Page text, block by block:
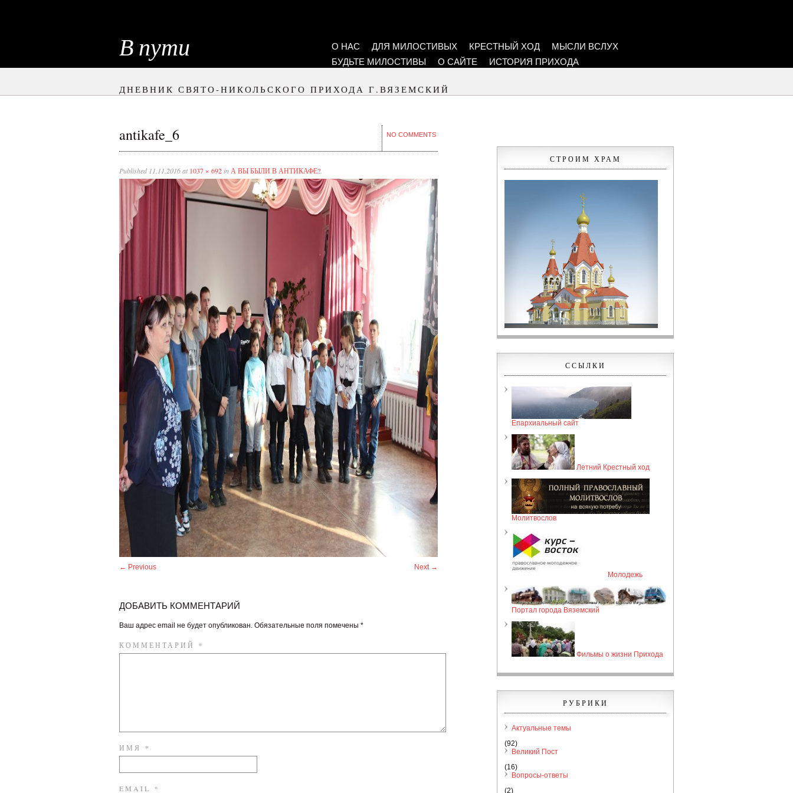
В пути О НАС ДЛЯ МИЛОСТИВЫХ КРЕСТНЫЙ ХОД
МЫСЛИ ВСЛУХ
БУДЬТЕ МИЛОСТИВЫ
О САЙТЕ ИСТОРИЯ ПРИХОДА
ДНЕВНИК СВЯТО-НИКОЛЬСКОГО ПРИХОДА Г.ВЯЗЕМСКИЙ
antikafe_6 NO COMMENTS
Published 11.11.2016at 1037 × 692in А ВЫ БЫЛИ В АНТИКАФЕ?
← Previous Next →
ДОБАВИТЬ КОММЕНТАРИЙ
Ваш адрес email не будет опубликован. Обязательные поля помечены *
КОММЕНТАРИЙ *
ИМЯ *
EMAIL *
СТРОИМ ХРАМ
ССЫЛКИ
Епархиальный сайт
Летний Крестный ход
Молитвослов
Молодежь
Портал города Вяземский
Фильмы о жизни Прихода
РУБРИКИ
Актуальные темы
(92)
Великий Пост
(16)
Вопросы-ответы
(2)